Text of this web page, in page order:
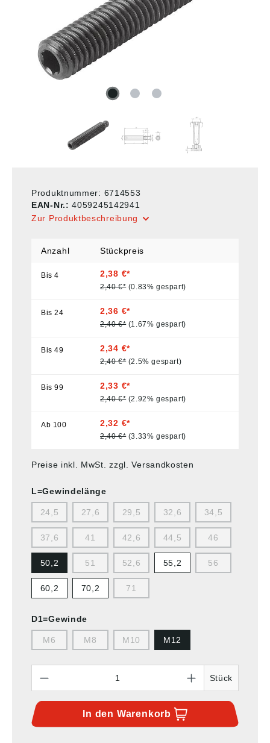
Produktnummer: 6714553
EAN-Nr.:4059245142941
Zur Produktbeschreibung
Anzahl Stückpreis
Bis4 2,38 €*
2,40 €* (0.83% gespart)
Bis24 2,36 €*
2,40 €* (1.67% gespart)
Bis49 2,34 €*
2,40 €* (2.5% gespart)
Bis99 2,33 €*
2,40 €* (2.92% gespart)
Ab 100 2,32 €*
2,40 €* (3.33% gespart)
Preise inkl. MwSt. zzgl. Versandkosten
L=Gewindelänge
24,5 27,6 29,5 32,6 34,5
37,6 41 42,6 44,5 46
50,2 51 52,6 55,2 56
60,2 70,2 71
D1=Gewinde
M6 M8 M10 M12
Stück
In den Warenkorb